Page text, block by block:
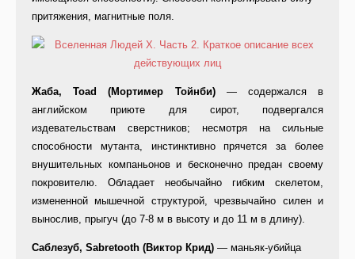
притяжения, магнитные поля.
Жаба, Toad (Мортимер Тойнби)— содержался в
английском приюте для сирот, подвергался
издевательствам сверстников; несмотря на сильные
способности мутанта, инстинктивно прячется за более
внушительных компаньонов и бесконечно предан своему
покровителю. Обладает необычайно гибким скелетом,
измененной мышечной структурой, чрезвычайно силен и
вынослив, прыгуч (до 7-8 м в высоту и до 11 м в длину).
Саблезуб, Sabretooth (Виктор Крид) — маньяк-убийца